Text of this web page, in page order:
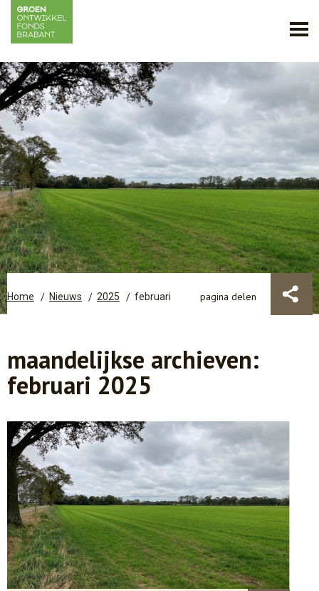
Home Nieuws 2025 februari pagina delen
maandelijkse archieven:
februari 2025